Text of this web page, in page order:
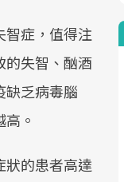
智症，值得注
的失智、酗酒
缺乏病毒腦
。
狀的患者高達